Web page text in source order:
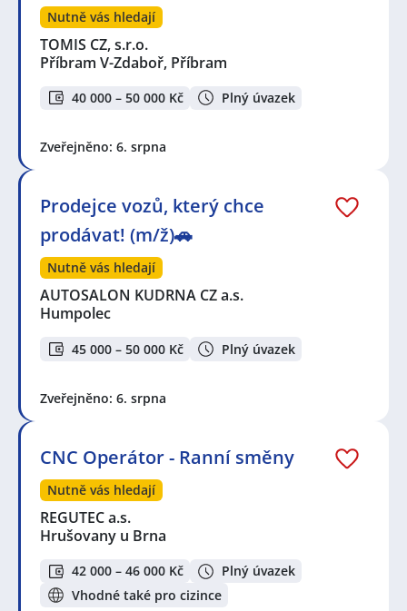
Nutně vás hledají
TOMIS CZ, s.r.o.
Příbram V-Zdaboř, Příbram
40 000 – 50 000 Kč Plný úvazek
Zveřejněno: 6. srpna
Prodejce vozů, který chce
prodávat! (m/ž)🚗
Nutně vás hledají
AUTOSALON KUDRNA CZ a.s.
Humpolec
45 000 – 50 000 Kč Plný úvazek
Zveřejněno: 6. srpna
CNC Operátor - Ranní směny
Nutně vás hledají
REGUTEC a.s.
Hrušovany u Brna
42 000 – 46 000 Kč
Plný úvazek
Vhodné také pro cizince